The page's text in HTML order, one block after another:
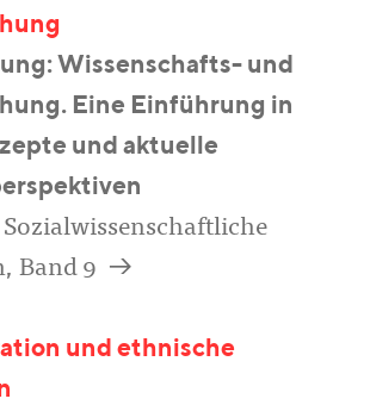
Wissenschafts- und
Eine Einführung in
und aktuelle
Sozialwissenschaftliche
Band 9 a
und ethnische